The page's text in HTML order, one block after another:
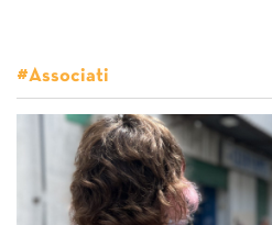
#Associati